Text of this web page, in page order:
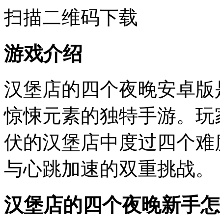
扫描二维码下载
游戏介绍
汉堡店的四个夜晚安卓
惊悚元素的独特手游。
伏的汉堡店中度过四个
与心跳加速的双重挑战。
汉堡店的四个夜晚新手